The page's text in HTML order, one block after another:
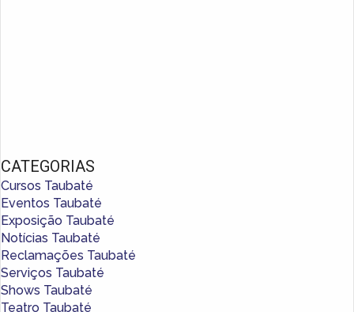
CATEGORIAS
Cursos Taubaté
Eventos Taubaté
Exposição Taubaté
Notícias Taubaté
Reclamações Taubaté
Serviços Taubaté
Shows Taubaté
Teatro Taubaté